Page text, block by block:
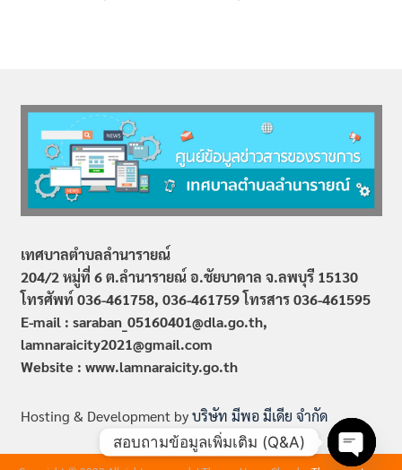
เทศบาลตำบลลำนารายณ์
204/2 หมู่ที่ 6 ต.ลำนารายณ์ อ.ชัยบาดาล จ.ลพบุรี 15130
โทรศัพท์ 036-461758, 036-461759 โทรสาร 036-461595
E-mail : saraban_05160401@dla.go.th,
lamnaraicity2021@gmail.com
Website : www.lamnaraicity.go.th
Hosting & Development byบริษัท มีพอ มีเดีย จำกัด
สอบถามข้อมูลเพิ่มเติม (Q&A)